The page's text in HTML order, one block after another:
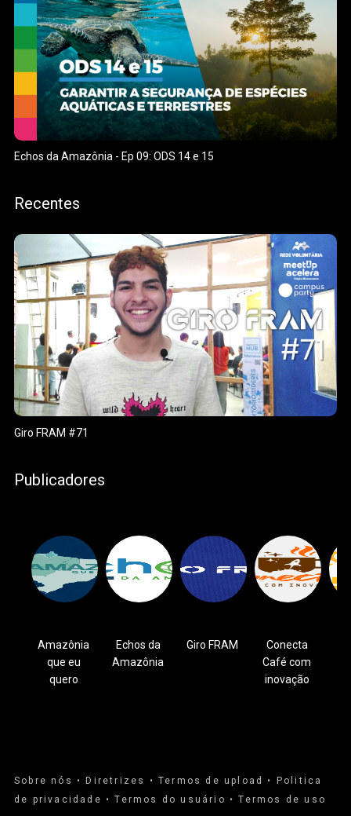
Echos da Amazônia - Ep 09: ODS 14 e 15
Recentes
Giro FRAM #71
Publicadores
Amazônia
que eu
quero
Echos da
Amazônia
Giro FRAM
Conecta
Café com
inovação
Sobre nós • Diretrizes • Termos de upload •
Politica
de privacidade • Termos do usuário • Termos de uso